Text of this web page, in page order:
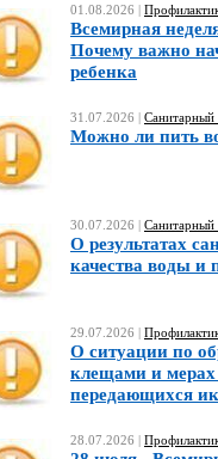
01.08.2026 |
Всемирная
Почему важно
ребенка
31.07.2026 | Санитарный
Можно ли пить
30.07.2026 | Санитарный
О результатах
качества воды и
29.07.2026 |
О ситуации по
клещами и
передающихся
28.07.2026 |